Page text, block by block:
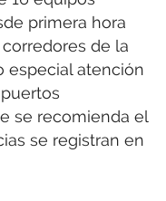
primera hora
de la
especial atención
se recomienda el
se registran en